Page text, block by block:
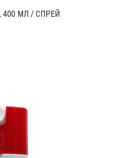
400 МЛ / СПРЕЙ